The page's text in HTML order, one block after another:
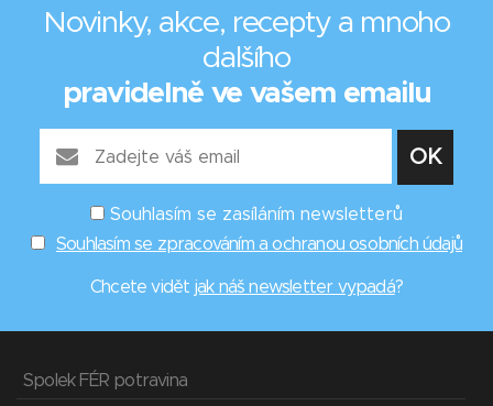
Novinky, akce, recepty a mnoho
dalšího
pravidelně ve vašem emailu
Souhlasím se zasíláním newsletterů
Souhlasím se zpracováním a ochranou osobních údajů
Chcete vidět jak náš newsletter vypadá?
Spolek FÉR potravina